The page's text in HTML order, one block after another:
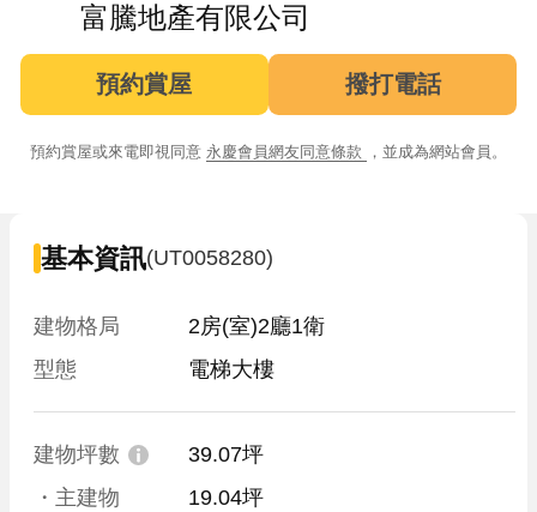
富騰地產有限公司
預約賞屋 撥打電話
預約賞屋或來電即視同意 永慶會員網友同意條款 ，並成為網站會員。
基本資訊(UT0058280)
建物格局
2房(室)2廳1衛
型態
電梯大樓
建物坪數
39.07坪
・主建物
19.04坪